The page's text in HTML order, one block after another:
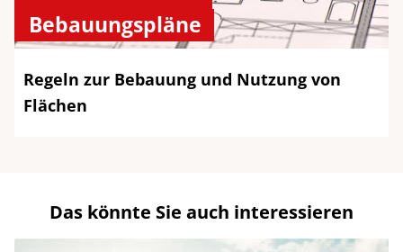
Bebauungspläne
Regeln zur Bebauung und Nutzung von
Flächen
Das könnte Sie auch interessieren